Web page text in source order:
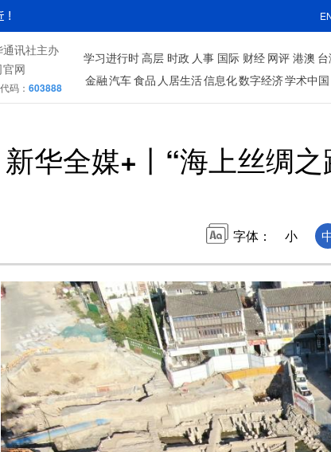
通讯社主办
网
码： 603888
学习进行时高层 时政 人事 国际 财经 网评 港澳
金融汽车食品 人居生活信息化数字经济学术中国
新华全媒+丨“海上丝绸
字体： 小